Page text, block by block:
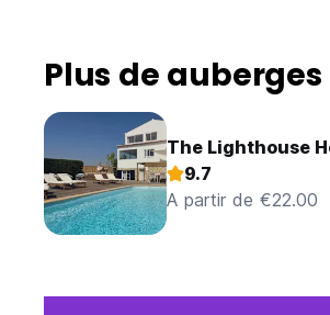
Plus de
The Lighthouse
9.7
A partir de €22.00